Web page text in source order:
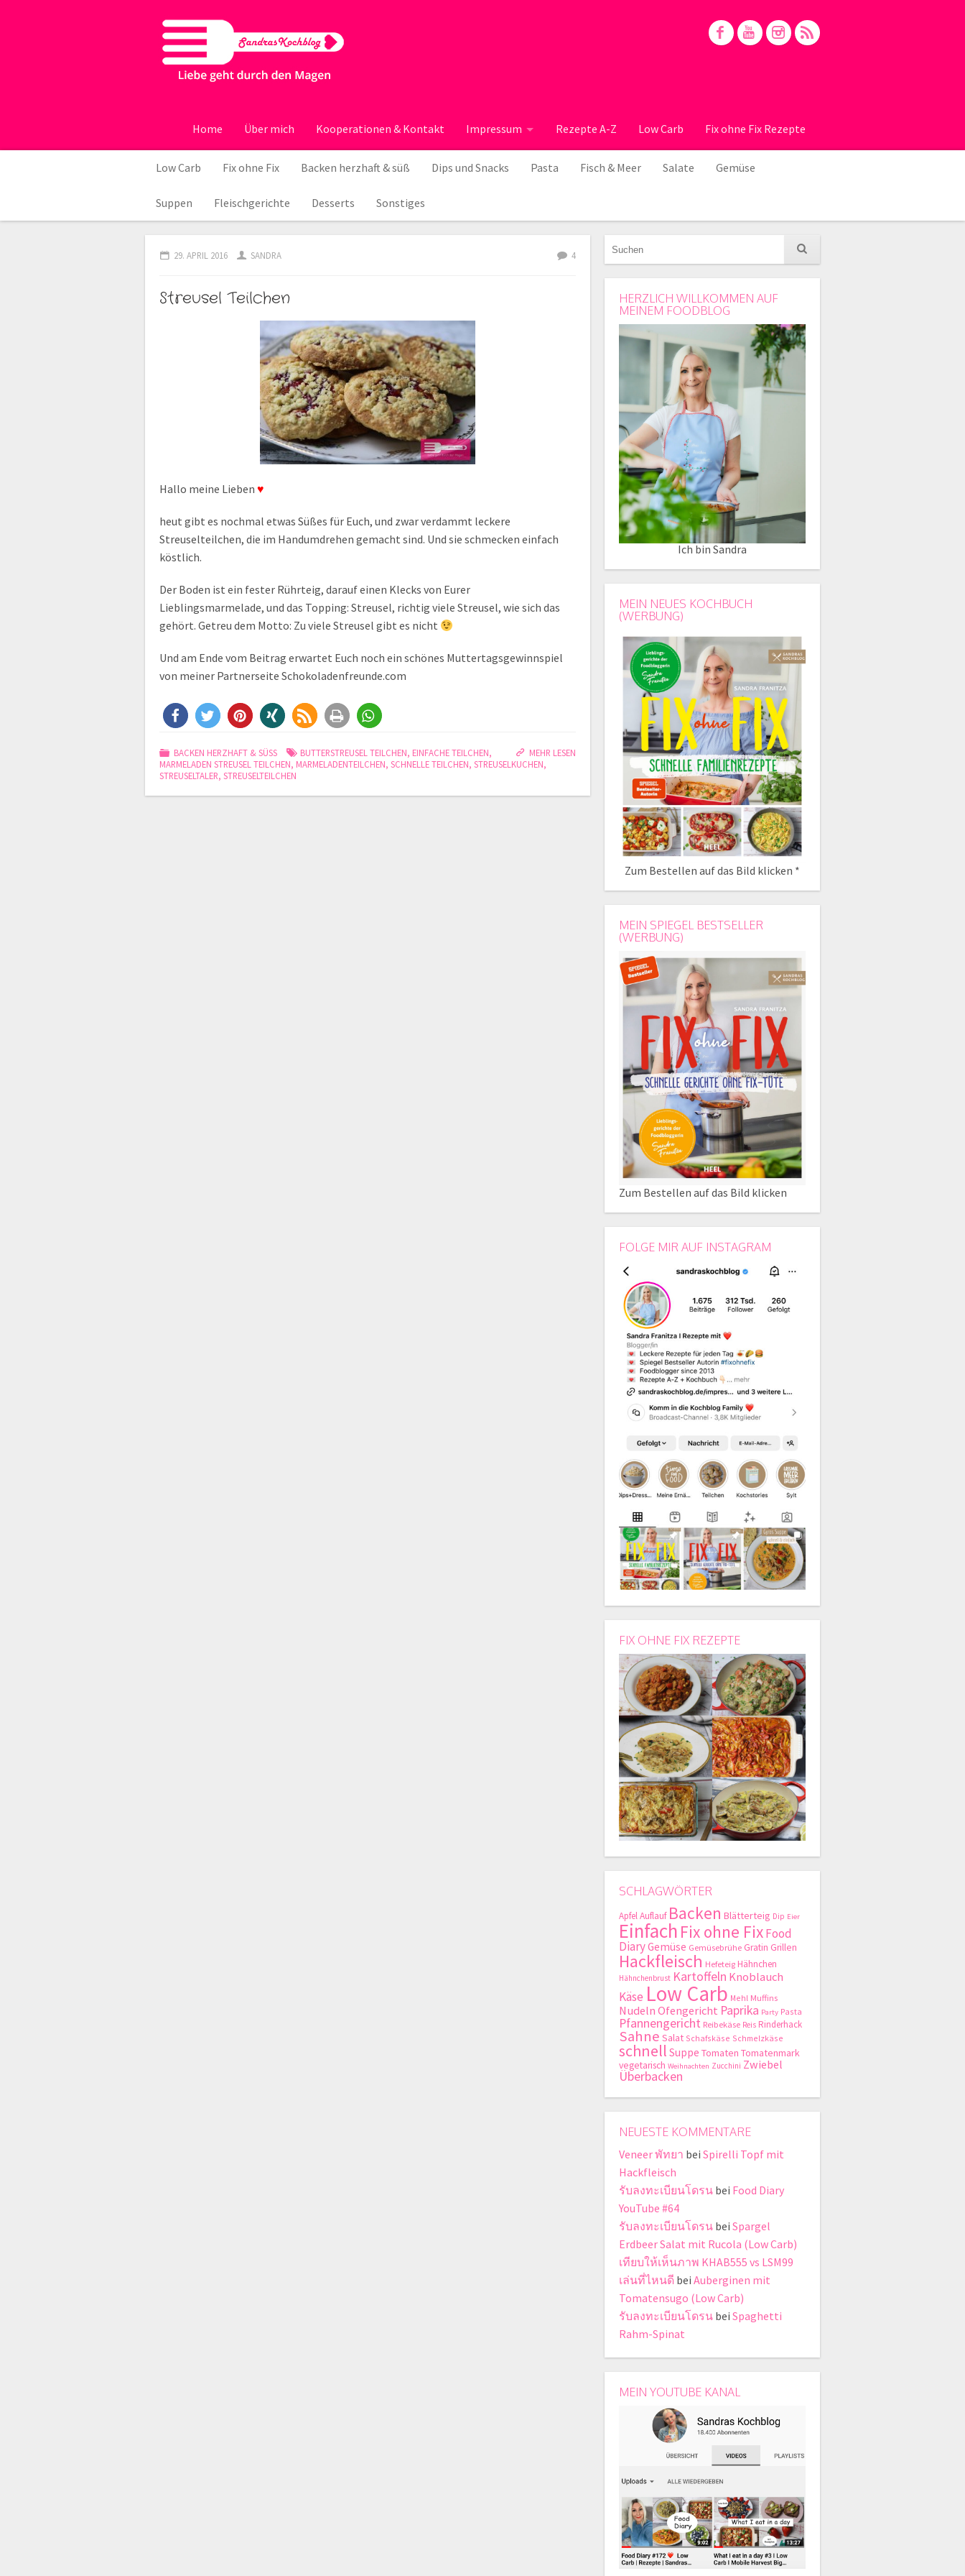
Home Über mich Kooperationen & Kontakt Impressum Rezepte A-Z Low Carb Fix ohne Fix Rezepte
Low Carb Fix ohne Fix Backen herzhaft & süß Dips und Snacks Pasta Fisch & Meer Salate Gemüse
Suppen Fleischgerichte Desserts Sonstiges
29. APRIL 2016 SANDRA 4
Streusel Teilchen
Hallo meine Lieben ♥
heut gibt es nochmal etwas Süßes für Euch, und zwar verdammt leckere
Streuselteilchen, die im Handumdrehen gemacht sind. Und sie schmecken einfach
köstlich.
Der Boden ist ein fester Rührteig, darauf einen Klecks von Eurer
Lieblingsmarmelade, und das Topping: Streusel, richtig viele Streusel, wie sich das
gehört. Getreu dem Motto: Zu viele Streusel gibt es nicht
Und am Ende vom Beitrag erwartet Euch noch ein schönes Muttertagsgewinnspiel
von meiner Partnerseite Schokoladenfreunde.com
MEHR LESEN
BACKEN HERZHAFT & SÜSS BUTTERSTREUSEL TEILCHEN, EINFACHE TEILCHEN,
MARMELADEN STREUSEL TEILCHEN, MARMELADENTEILCHEN, SCHNELLE TEILCHEN, STREUSELKUCHEN,
STREUSELTALER, STREUSELTEILCHEN
HERZLICH WILLKOMMEN AUF
MEINEM FOODBLOG
Ich bin Sandra
MEIN NEUES KOCHBUCH
(WERBUNG)
Zum Bestellen auf das Bild klicken *
MEIN SPIEGEL BESTSELLER
(WERBUNG)
Zum Bestellen auf das Bild klicken
FOLGE MIR AUF INSTAGRAM
FIX OHNE FIX REZEPTE
SCHLAGWÖRTER
ApfelAuflauf Backen Blätterteig Dip Eier
Einfach Fix ohne FixFood
DiaryGemüse Gemüsebrühe Gratin Grillen
Hackfleisch Hefeteig Hähnchen
Hähnchenbrust Kartoffeln Knoblauch
Käse Low Carb Mehl Muffins
NudelnOfengericht Paprika Party Pasta
Pfannengericht Reibekäse Reis Rinderhack
Sahne Salat Schafskäse Schmelzkäse
schnell Suppe Tomaten Tomatenmark
vegetarisch Weihnachten Zucchini Zwiebel
Überbacken
NEUESTE KOMMENTARE
Veneer พัทยา bei Spirelli Topf mit
Hackfleisch
รับลงทะเบียนโดรน bei Food Diary
YouTube #64
รับลงทะเบียนโดรน bei Spargel
Erdbeer Salat mit Rucola (Low Carb)
เทียบให้เห็นภาพ KHAB555 vs LSM99
เล่นที่ไหนดี bei Auberginen mit
Tomatensugo (Low Carb)
รับลงทะเบียนโดรน bei Spaghetti
Rahm-Spinat
MEIN YOUTUBE KANAL